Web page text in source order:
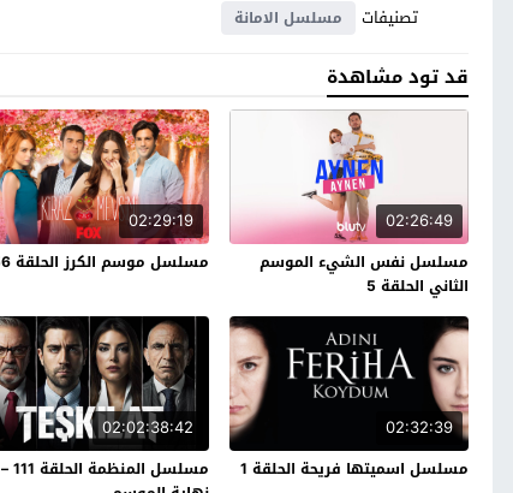
تصنيفات مسلسل الامانة
قد تود مشاهدة
02:26:49
مسلسل نفس الشيء الموسم
الثاني الحلقة 5
02:29:19
مسلسل موسم الكرز الحلقة 56
02:32:39
مسلسل اسميتها فريحة الحلقة 1
02:02:38:42
مسلسل المنظمة الحلقة 111 –